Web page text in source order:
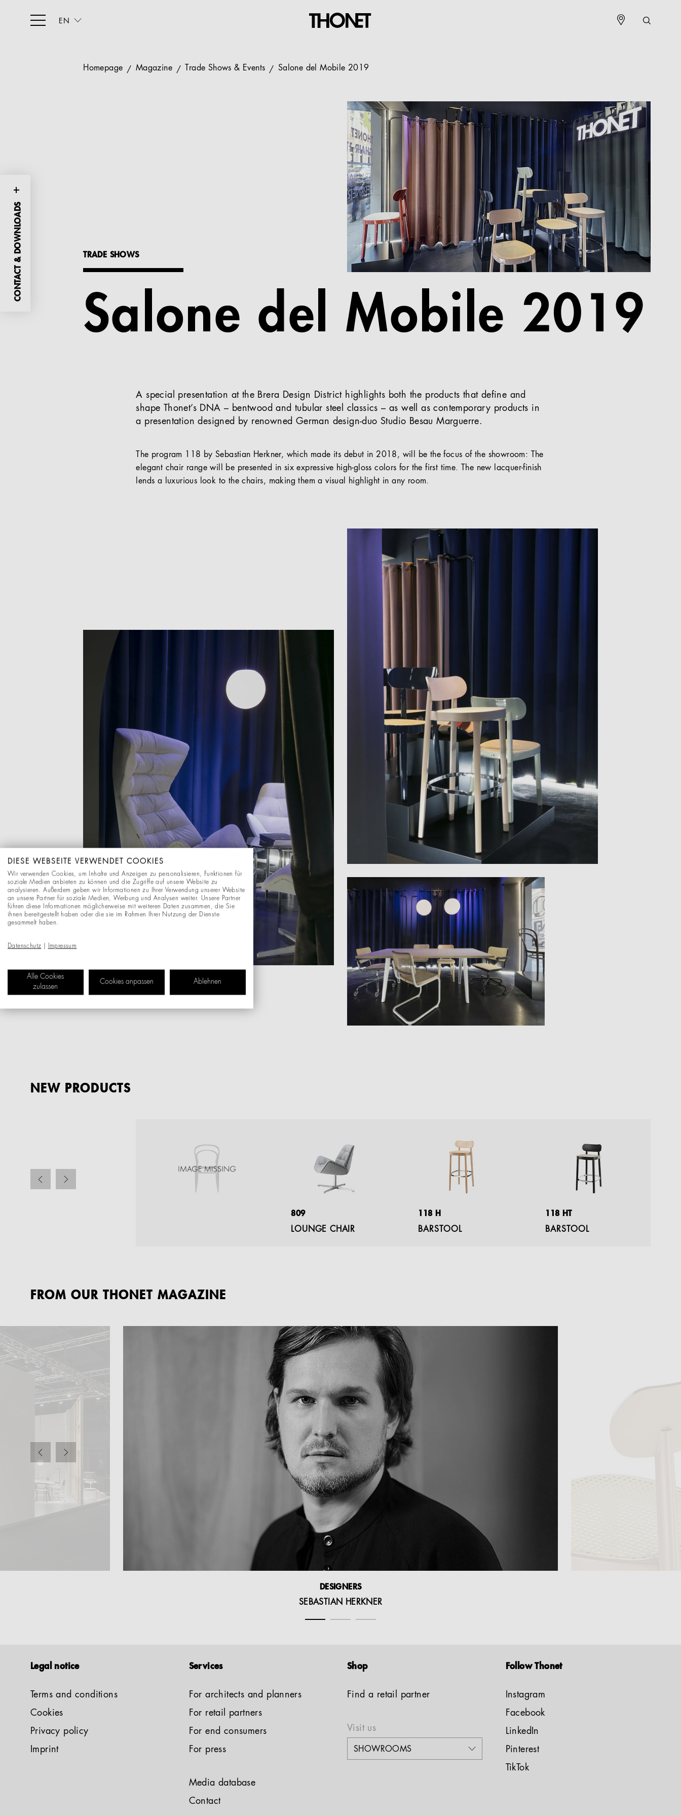
EN
CONTACT & DOWNLOADS
Homepage Magazine Trade Shows & Events Salone del Mobile 2019
TRADE SHOWS
Salone del Mobile 2019
A special presentation at the Brera Design District highlights both the products that define and
shape Thonet’s DNA – bentwood and tubular steel classics – as well as contemporary products in
a presentation designed by renowned German design-duo Studio Besau Marguerre.
The program 118 by Sebastian Herkner, which made its debut in 2018, will be the focus of the showroom: The
elegant chair range will be presented in six expressive high-gloss colors for the first time. The new lacquer-finish
lends a luxurious look to the chairs, making them a visual highlight in any room.
NEW PRODUCTS
809
LOUNGE CHAIR
118 H
BARSTOOL
118 HT
BARSTOOL
FROM OUR THONET MAGAZINE
DESIGNERS
SEBASTIAN HERKNER
Legal notice
Terms and conditions
Cookies
Privacy policy
Imprint
Services
For architects and planners
For retail partners
For end consumers
For press
Media database
Contact
Shop
Find a retail partner
Visit us
Follow Thonet
Instagram
Facebook
LinkedIn
Pinterest
TikTok
DIESE WEBSEITE VERWENDET COOKIES
Wir verwenden Cookies, um Inhalte und Anzeigen zu personalisieren, Funktionen für
soziale Medien anbieten zu können und die Zugriffe auf unsere Website zu
analysieren. Außerdem geben wir Informationen zu Ihrer Verwendung unserer Website
an unsere Partner für soziale Medien, Werbung und Analysen weiter. Unsere Partner
führen diese Informationen möglicherweise mit weiteren Daten zusammen, die Sie
ihnen bereitgestellt haben oder die sie im Rahmen Ihrer Nutzung der Dienste
gesammelt haben.
Datenschutz Impressum
Alle Cookies
zulassen
Cookies anpassen Ablehnen